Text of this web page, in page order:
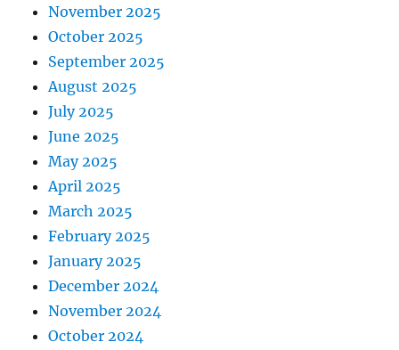
November 2025
October 2025
September 2025
August 2025
July 2025
June 2025
May 2025
April 2025
March 2025
February 2025
January 2025
December 2024
November 2024
October 2024